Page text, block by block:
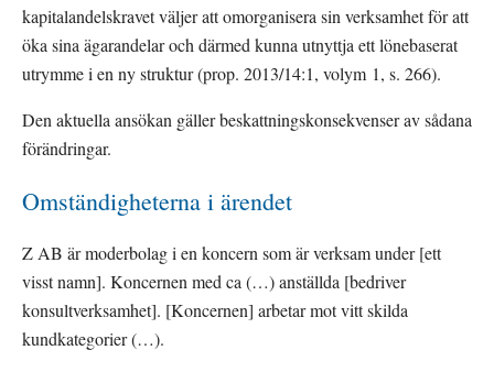
kapitalandelskravet väljer att omorganisera sin verksamhet för att
öka sina ägarandelar och därmed kunna utnyttja ett lönebaserat
utrymme i en ny struktur (prop. 2013/14:1, volym 1, s. 266).
Den aktuella ansökan gäller beskattningskonsekvenser av sådana
förändringar.
Omständigheterna i ärendet
Z AB är moderbolag i en koncern som är verksam under [ett
visst namn]. Koncernen med ca (…) anställda [bedriver
konsultverksamhet]. [Koncernen] arbetar mot vitt skilda
kundkategorier (…).